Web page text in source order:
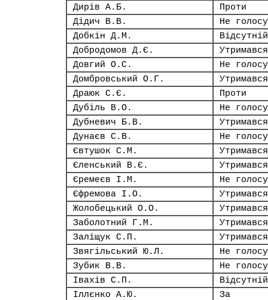
Дирів А.Б.
Проти
Дідич В.В.
Не
Добкін Д.М.
Відсутній
Добродомов Д.Є.
Утримався
Довгий О.С.
Не
Домбровський О.Г.
Утримався
Драюк С.Є.
Проти
Дубіль В.О.
Не
Дубневич Б.В.
Утримався
Дунаєв С.В.
Не
Євтушок С.М.
Утримався
Єленський В.Є.
Утримався
Єремеєв І.М.
Не
Єфремова І.О.
Утримався
Жолобецький О.О.
Утримався
Заболотний Г.М.
Утримався
Заліщук С.П.
Утримався
Звягільський Ю.Л.
Не
Зубик В.В.
Не
Івахів С.П.
Відсутній
Іллєнко А.Ю.
За